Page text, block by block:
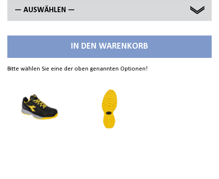
— AUSWÄHLEN —
IN DEN WARENKORB
Bitte wählen Sie eine der oben genannten Optionen!